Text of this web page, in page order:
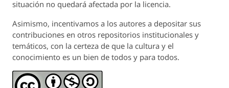
situación no quedará afectada por la licencia.
Asimismo, incentivamos a los autores a depositar sus
contribuciones en otros repositorios institucionales y
temáticos, con la certeza de que la cultura y el
conocimiento es un bien de todos y para todos.